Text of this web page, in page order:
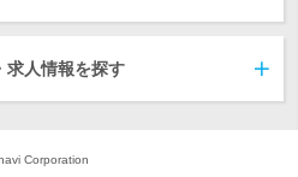
求人情報を探す
Corporation